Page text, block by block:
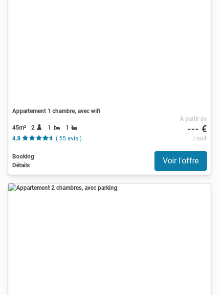
Appartement 1 chambre, avec wifi
45m² 2 1
1
4.8
( 55 avis )
À partir de
--- €
/ nuit
Booking
Détails
Voir l'offre